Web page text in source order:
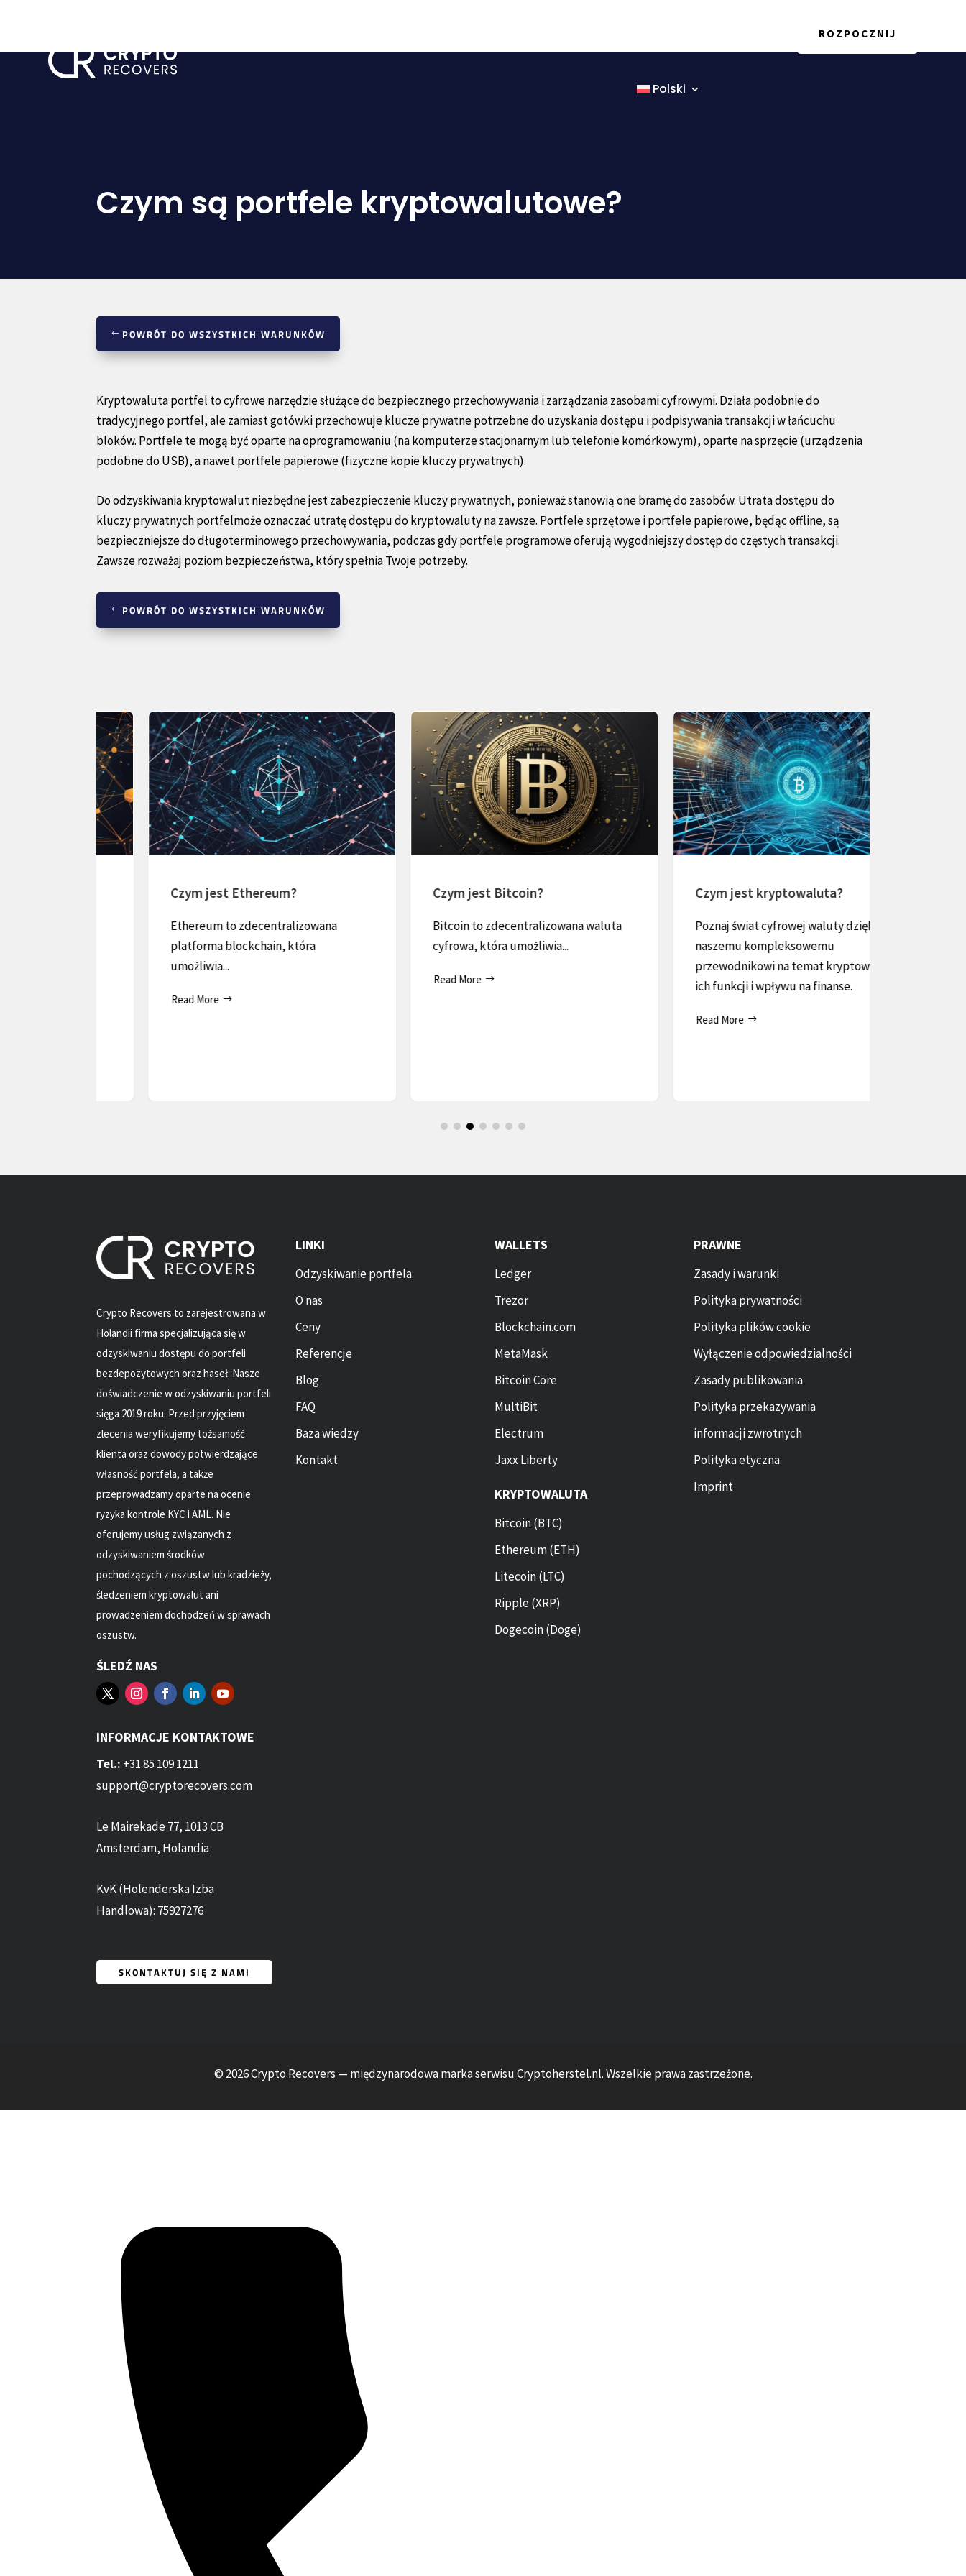
Polski
ROZPOCZNIJ
Czym są portfele kryptowalutowe?
POWRÓT DO WSZYSTKICH WARUNKÓW
Kryptowaluta portfel to cyfrowe narzędzie służące do bezpiecznego przechowywania i zarządzania zasobami cyfrowymi. Działa podobnie do
tradycyjnego portfel, ale zamiast gotówki przechowujekluczeprywatne potrzebne do uzyskania dostępu i podpisywania transakcji w łańcuchu
bloków. Portfele te mogą być oparte na oprogramowaniu (na komputerze stacjonarnym lub telefonie komórkowym), oparte na sprzęcie (urządzenia
podobne do USB), a nawetportfele papierowe(fizyczne kopie kluczy prywatnych).
Do odzyskiwania kryptowalut niezbędne jest zabezpieczenie kluczy prywatnych, ponieważ stanowią one bramę do zasobów. Utrata dostępu do
kluczy prywatnych portfelmoże oznaczać utratę dostępu do kryptowaluty na zawsze. Portfele sprzętowe i portfele papierowe, będąc offline, są
bezpieczniejsze do długoterminowego przechowywania, podczas gdy portfele programowe oferują wygodniejszy dostęp do częstych transakcji.
Zawsze rozważaj poziom bezpieczeństwa, który spełnia Twoje potrzeby.
POWRÓT DO WSZYSTKICH WARUNKÓW
Czym jest Ethereum?
Ethereum to zdecentralizowana
platforma blockchain, która
umożliwia...
Czym jest Bitcoin?
Bitcoin to zdecentralizowana waluta
cyfrowa, która umożliwia...
Czym jest kryptowaluta?
Poznaj świat cyfrowej waluty dzięki
naszemu kompleksowemu
przewodnikowi na temat kryptowalut,
ich funkcji i wpływu na finanse.
Crypto Recovers to zarejestrowana w
Holandii firma specjalizująca się w
odzyskiwaniu dostępu do portfeli
bezdepozytowych oraz haseł. Nasze
doświadczenie w odzyskiwaniu portfeli
sięga 2019 roku. Przed przyjęciem
zlecenia weryfikujemy tożsamość
klienta oraz dowody potwierdzające
własność portfela, a także
przeprowadzamy oparte na ocenie
ryzyka kontrole KYC i AML. Nie
oferujemy usług związanych z
odzyskiwaniem środków
pochodzących z oszustw lub kradzieży,
śledzeniem kryptowalut ani
prowadzeniem dochodzeń w sprawach
oszustw.
ŚLEDŹ NAS
INFORMACJE KONTAKTOWE
Tel.: +31 85 109 1211
support@cryptorecovers.com
Le Mairekade 77, 1013 CB
Amsterdam, Holandia
KvK (Holenderska Izba
Handlowa): 75927276
SKONTAKTUJ SIĘ Z NAMI
LINKI
Odzyskiwanie portfela
O nas
Ceny
Referencje
Blog
FAQ
Baza wiedzy
Kontakt
WALLETS
Ledger
Trezor
Blockchain.com
MetaMask
Bitcoin Core
MultiBit
Electrum
Jaxx Liberty
KRYPTOWALUTA
Bitcoin (BTC)
Ethereum (ETH)
Litecoin (LTC)
Ripple (XRP)
Dogecoin (Doge)
PRAWNE
Zasady i warunki
Polityka prywatności
Polityka plików cookie
Wyłączenie odpowiedzialności
Zasady publikowania
Polityka przekazywania
informacji zwrotnych
Polityka etyczna
Imprint
© 2026 Crypto Recovers — międzynarodowa marka serwisuCryptoherstel.nl. Wszelkie prawa zastrzeżone.